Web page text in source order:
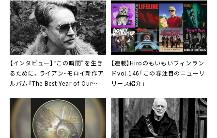
【インタビュー】“この瞬間”を生き
るために。ライアン・モロイ新作ア
ルバム『The Best Year of Our
【連載】Hiroのもいもいフィンラン
ドvol.146「この春注目のニューリ
リース紹介」